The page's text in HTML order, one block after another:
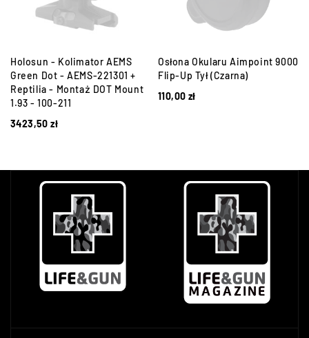
Holosun - Kolimator AEMS
Green Dot - AEMS-221301 +
Reptilia - Montaż DOT Mount
1.93 - 100-211
3423,50zł
Osłona Okularu Aimpoint 9000
Flip-Up Tył (Czarna)
110,00 zł